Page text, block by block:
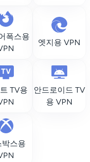
폭스용
엣지용 VPN
TV용
안드로이드 TV
용 VPN
박스용